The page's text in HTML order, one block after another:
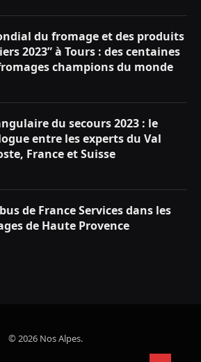
du fromage et des produits
2023” à Tours : des centaines
champions du monde
du secours 2023 : le
entre les experts du Val
France et Suisse
de France Services dans les
de Haute Provence
© 2026 Nos Alpes.